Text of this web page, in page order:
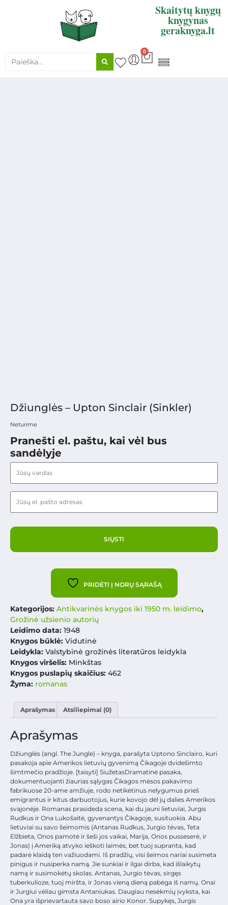
Skaitytų knygų
knygynas
geraknyga.lt
0
Džiunglės – Upton Sinclair (Sinkler)
Neturime
Pranešti el. paštu, kai vėl bus
sandėlyje
PRIDĖTI Į NORŲ SĄRAŠĄ
Kategorijos: Antikvarinės knygos iki 1950 m. leidimo,
Grožinė užsienio autorių
Leidimo data: 1948
Knygos būklė: Vidutinė
Leidykla: Valstybinė grožinės literatūros leidykla
Knygos viršelis: Minkštas
Knygos puslapių skaičius: 462
Žyma: romanas
Aprašymas Atsiliepimai (0)
Aprašymas
Džiunglės (angl. The Jungle) – knyga, parašyta Uptono Sinclairo, kuri
pasakoja apie Amerikos lietuvių gyvenimą Čikagoje dvidešimto
šimtmečio pradžioje. [taisyti] SiužetasDramatinė pasaka,
dokumentuojanti žiaurias sąlygas Čikagos mėsos pakavimo
fabrikuose 20-ame amžiuje, rodo netikėtinus nelygumus prieš
emigrantus ir kitus darbuotojus, kurie kovojo dėl jų dalies Amerikos
svajonėje. Romanas prasideda scena, kai du jauni lietuviai, Jurgis
Rudkus ir Ona Lukošaitė, gyvenantys Čikagoje, susituokia. Abu
lietuviai su savo šeimomis (Antanas Rudkus, Jurgio tėvas, Teta
Elžbieta, Onos pamotė ir šeši jos vaikai, Marija, Onos pusseserė, ir
Jonas) į Ameriką atvyko ieškoti laimės, bet tuoj supranta, kad
padarė klaidą ten važiuodami. Iš pradžių, visi šeimos nariai susimeta
pinigus ir nusiperka namą. Jie sunkiai ir ilgai dirba, kad išlaikytų
namą ir susimokėtų skolas. Antanas, Jurgio tėvas, sirgęs
tuberkulioze, tuoj miršta, ir Jonas vieną dieną pabėga iš namų. Onai
ir Jurgiui vėliau gimsta Antaniukas. Daugiau nesėkmių įvyksta, kai
Ona yra išprievartauta savo boso airio Konor. Supykęs, Jurgis